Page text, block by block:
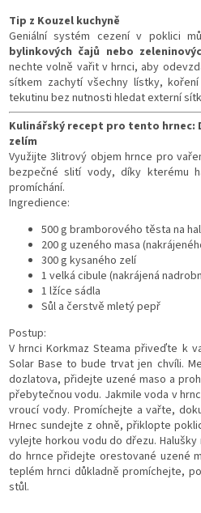
Tip z Kouzel kuchyně
Geniální systém cezení v poklici
bylinkových čajů nebo
nechte volně vařit v hrnci, aby
sítkem zachytí všechny lístky,
tekutinu bez nutnosti hledat externí
Kulinářský recept pro tento hrnec:
zelím
Využijte 3litrový objem hrnce pro
bezpečné slití vody, díky kterému
promíchání.
Ingredience:
500 g bramborového těsta na
200 g uzeného masa
300 g kysaného zelí
1 velká cibule (nakrájená
1 lžíce sádla
Sůl a čerstvě mletý pepř
Postup:
V hrnci Korkmaz Steama přiveďte k
Solar Base to bude trvat jen chvíli.
dozlatova, přidejte uzené maso a
přebytečnou vodu. Jakmile voda v
vroucí vody. Promíchejte a vařte,
Hrnec sundejte z ohně, přiklopte
vylejte horkou vodu do dřezu.
do hrnce přidejte orestované uzené
teplém hrnci důkladně promíchejte,
stůl.